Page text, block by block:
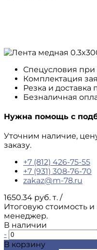
Спецусловия при
Комплектация
Резка и доставка
Безналичная
Нужна помощь с
Уточним наличие,
заказу.
+7 (812) 426-75-55
+7 (931) 308-76-70
zakaz@m-78.ru
1650.34 руб. т. /
Итоговую стоимость
менеджер.
В наличии
-
В корзину